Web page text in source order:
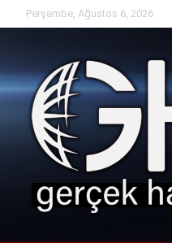
to
Perşembe, Ağustos 6, 2026